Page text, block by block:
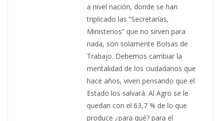
a nivel nación, donde se han
triplicado las “Secretarías,
Ministerios” que no sirven para
nada, son solamente Bolsas de
Trabajo. Debemos cambiar la
mentalidad de los ciudadanos que
hace años, viven pensando que el
Estado los salvará. Al Agro se le
quedan con el 63,7 % de lo que
produce ¿para qué? para el